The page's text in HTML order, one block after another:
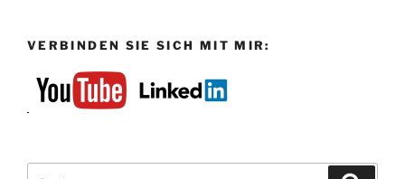
VERBINDEN SIE SICH MIT MIR: